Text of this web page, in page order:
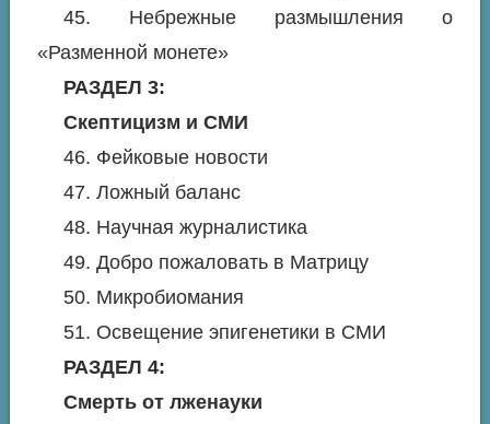
45. Небрежные размышления о
«Разменной монете»
РАЗДЕЛ 3:
Скептицизм и СМИ
46. Фейковые новости
47. Ложный баланс
48. Научная журналистика
49. Добро пожаловать в Матрицу
50. Микробиомания
51. Освещение эпигенетики в СМИ
РАЗДЕЛ 4:
Смерть от лженауки